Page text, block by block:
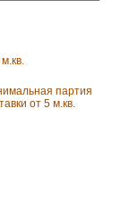
партия
от 5 м.кв.